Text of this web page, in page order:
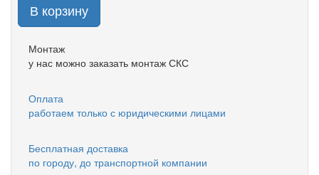
В корзину
Монтаж
у нас можно заказать монтаж СКС
Оплата
работаем только с юридическими лицами
Бесплатная доставка
по городу, до транспортной компании